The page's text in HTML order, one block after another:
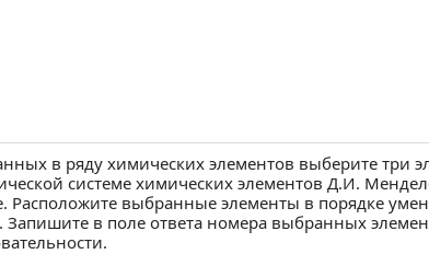
в ряду химических элементов выберите три
системе химических элементов Д.И.
Расположите выбранные элементы в порядке
Запишите в поле ответа номера выбранных